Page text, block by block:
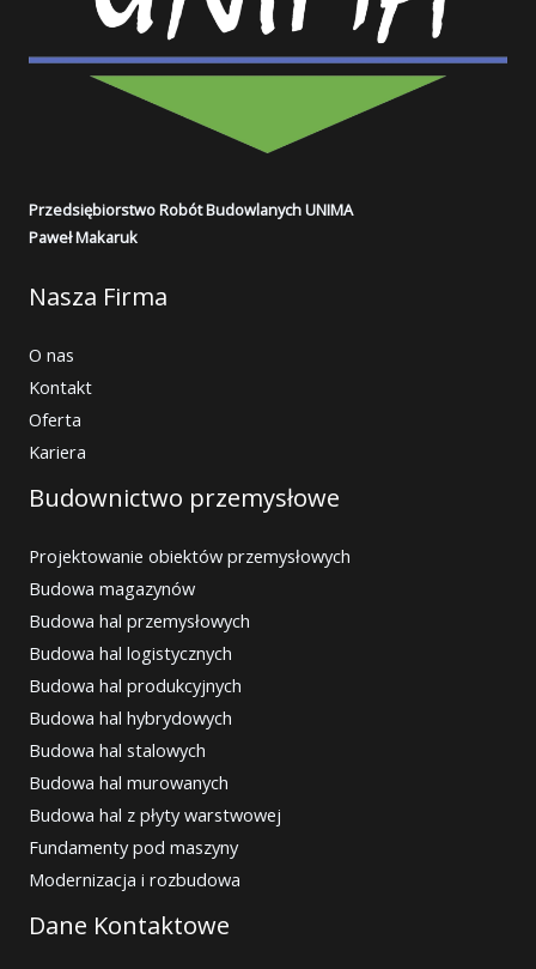
Przedsiębiorstwo Robót Budowlanych UNIMA
Paweł Makaruk
Nasza Firma
O nas
Kontakt
Oferta
Kariera
Budownictwo przemysłowe
Projektowanie obiektów przemysłowych
Budowa magazynów
Budowa hal przemysłowych
Budowa hal logistycznych
Budowa hal produkcyjnych
Budowa hal hybrydowych
Budowa hal stalowych
Budowa hal murowanych
Budowa hal z płyty warstwowej
Fundamenty pod maszyny
Modernizacja i rozbudowa
Dane Kontaktowe